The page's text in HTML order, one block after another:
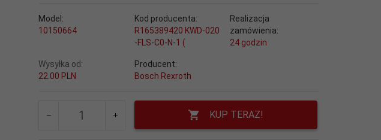
Model:
10150664
Kod producenta:
R165389420 KWD-020
-FLS-C0-N-1 (
Realizacja
zamówienia:
24 godzin
Wysyłka od:
22.00 PLN
Producent:
Bosch Rexroth
KUP TERAZ!